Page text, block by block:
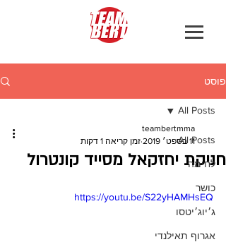
פוסט
All Posts
לחימה
כושר
ג׳יוג׳יטסו
אגרוף תאילנדי
All Posts
חניקת יחזקאל מסייד קונטרול
teambertmma
11 בספט׳ 2019
זמן קריאה 1 דקות
https://youtu.be/S22yHAMHsEQ